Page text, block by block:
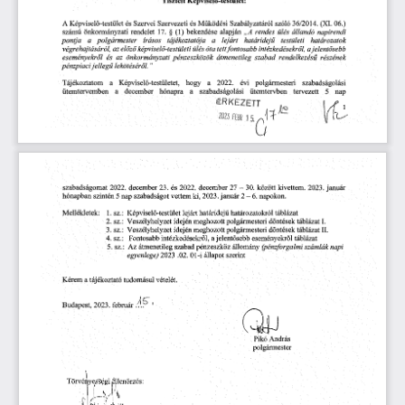
A Képviselő-testület és Szervei Szervezeti és Működési Szabályzatáról szóló 36/2014. (XI. 06.)
számú önkormányzati rendelet 17. § (1) bekezdése alapján „A rendes ülés állandó napirendi
pontja
a polgármester írásos tájékoztatója a lejárt határidejű testületi
határozatok
végrehajtásáról, azelőzőképviselő-testületi ülésótatettfontosabb intézkedésekről, ajelentősebb
eseményekről és az önkormányzati pénzeszközök átmenetileg szabad rendelkezésű részének
pénzpiacijellegű lekötéséről. ”
Tájékoztatom a Képviselő-testületet, hogy a 2022. évi polgármesteri
szabadságolási
ütemtervemben
a december hónapra a szabadságolási ütemtervben tervezett 5 nap
ÉRKEZETT
® FE8K 15.
szabadságomat 2022. december 23. és 2022. december 27 - 30. között kivettem. 2023. január
hónapban szintén 5nap szabadságot vettem ki, 2023. január 2-6. napokon.
Mellékletek: 1. sz.: Képviselő-testület lejárt határidejű határozatokról táblázat
2.
sz.: Veszélyhelyzet idejénmeghozott polgármesteri döntések táblázati.
3.
sz.: Veszélyhelyzet idejénmeghozott polgármesteri döntések táblázatII.
4. sz.: Fontosabb intézkedésekről, ajelentősebb eseményekről táblázat
5.
sz.: Az átmenetileg szabad pénzeszköz állomány (pénzforgalmiszámláknapi
egyenlege) 2023 .02. 01-i állapot szerint
Kérem atájékoztató tudomásul vételét.
Budapest, 2023. február .4^
Pikó András
polgármester